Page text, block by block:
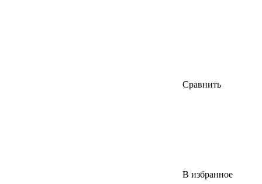
Сравнить
В избранное